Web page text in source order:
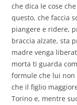
che dica le cose
questo, che faccia
piangere e ridere,
braccia alzate, sta
madre venga
morta ti guarda
formule che lui non
che il figlio
Torino e, mentre